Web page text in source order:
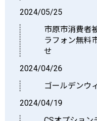
2024/05/25
市原市消費者
ラフォン無料
せ
2024/04/26
ゴールデンウ
2024/04/19